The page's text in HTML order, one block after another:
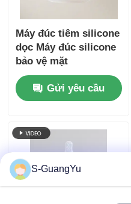
Máy đúc tiêm silicone
dọc Máy đúc silicone
bảo vệ mặt
Gửi yêu cầu
S-GuangYu